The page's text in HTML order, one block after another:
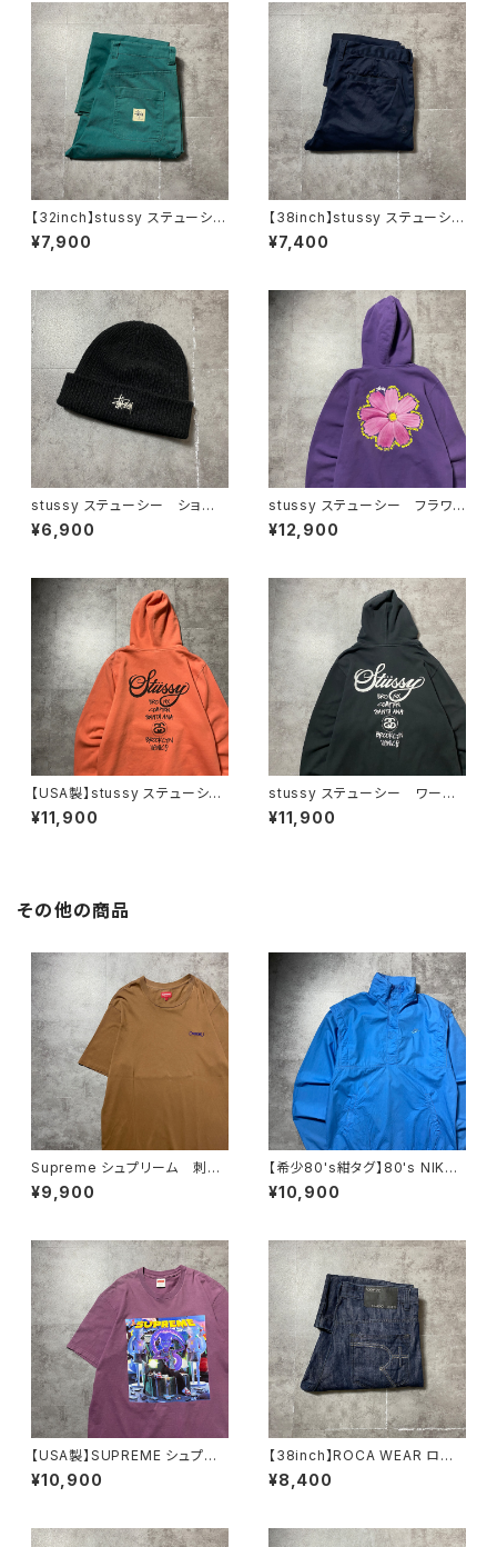
【32inch】stussy ステューシ
ー ジッパーフライ グリー
ン ダブルニー ワークパンツ
¥7,900
【38inch】stussy ステューシ
ー ジッパーフライ SSリン
ク 刺繍ロゴ ネイビー クロ
¥7,400
stussy ステューシー ショー
ンフォント 刺繍ロゴ アクリル
100% ブラック 黒 ニット
¥6,900
stussy ステューシー フラワ
ー グラフィック バックプリン
ト パープル スウェット パー
¥12,900
【USA製】stussy ステューシ
ー ワールドツアー バックプリ
ント オレンジ スウェット パ
¥11,900
stussy ステューシー ワール
ドツアー バックプリント フル
ジップ パーカー スウェット
¥11,900
その他の商品
Supreme シュプリーム 刺繍
ワンポイント ブラウン Tシャ
ツ
¥9,900
【希少80's紺タグ】80's NIKE
ナイキ 紺タグ スウォッシュ
刺繍ワンポイント スタンドカラ
¥10,900
【USA製】SUPREME シュプリ
ーム サイケデリック アートグ
ラフィック プリント パープ
¥10,900
【38inch】ROCA WEAR ロカ
ウェア ジッパーフライ 濃
紺 バギーデニムパンツ ジー
¥8,400